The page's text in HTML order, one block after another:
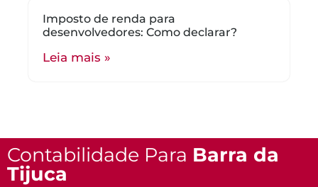
Imposto de renda para
desenvolvedores: Como declarar?
Leia mais »
Contabilidade Para Barra da
Tijuca